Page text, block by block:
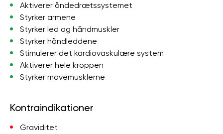
Aktiverer åndedrætssystemet
Styrker armene
Styrker led og håndmuskler
Styrker håndleddene
Stimulerer det kardiovaskulære system
Aktiverer hele kroppen
Styrker mavemusklerne
Kontraindikationer
Graviditet